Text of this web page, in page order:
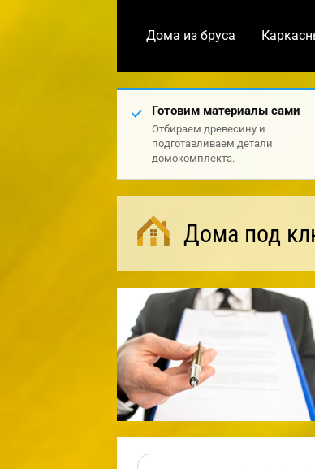
Дома из бруса
Готовим материалы сами
Отбираем древесину и
подготавливаем детали
домокомплекта.
Дома под